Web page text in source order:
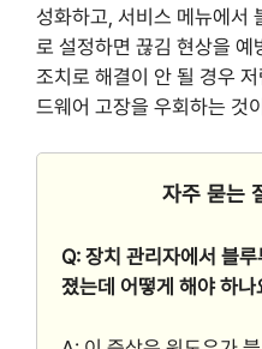
성화하고, 서비스 메뉴에서
로 설정하면 끊김 현상을 예
조치로 해결이 안 될 경우
드웨어 고장을 우회하는 것
자주 묻는
Q: 장치 관리자에서 블
졌는데 어떻게 해야 하나